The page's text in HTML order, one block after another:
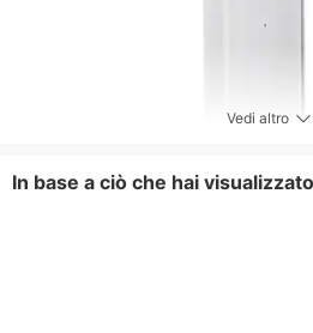
Vedi altro
In base a ciò che hai